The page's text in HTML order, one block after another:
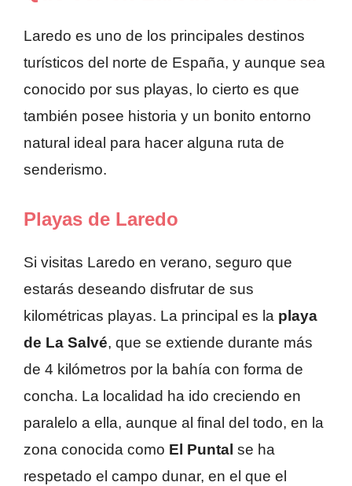
Laredo es uno de los principales destinos
turísticos del norte de España, y aunque sea
conocido por sus playas, lo cierto es que
también posee historia y un bonito entorno
natural ideal para hacer alguna ruta de
senderismo.
Playas de Laredo
Si visitas Laredo en verano, seguro que
estarás deseando disfrutar de sus
kilométricas playas. La principal es la playa
de La Salvé, que se extiende durante más
de 4 kilómetros por la bahía con forma de
concha. La localidad ha ido creciendo en
paralelo a ella, aunque al final del todo, en la
zona conocida como El Puntal se ha
respetado el campo dunar, en el que el